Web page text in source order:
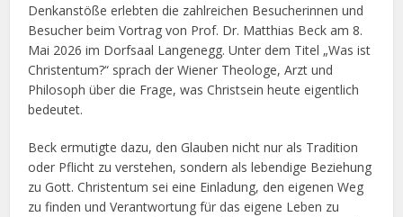
Denkanstöße erlebten die zahlreichen Besucherinnen und
Besucher beim Vortrag von Prof. Dr. Matthias Beck am 8.
Mai 2026 im Dorfsaal Langenegg. Unter dem Titel „Was ist
Christentum?“ sprach der Wiener Theologe, Arzt und
Philosoph über die Frage, was Christsein heute eigentlich
bedeutet.
Beck ermutigte dazu, den Glauben nicht nur als Tradition
oder Pflicht zu verstehen, sondern als lebendige Beziehung
zu Gott. Christentum sei eine Einladung, den eigenen Weg
zu finden und Verantwortung für das eigene Leben zu